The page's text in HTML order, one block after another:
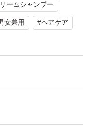
ャンプー 300g 白髪
ケア 黒髪 スカルプ
ームシャンプー
女兼用 #ヘアケア